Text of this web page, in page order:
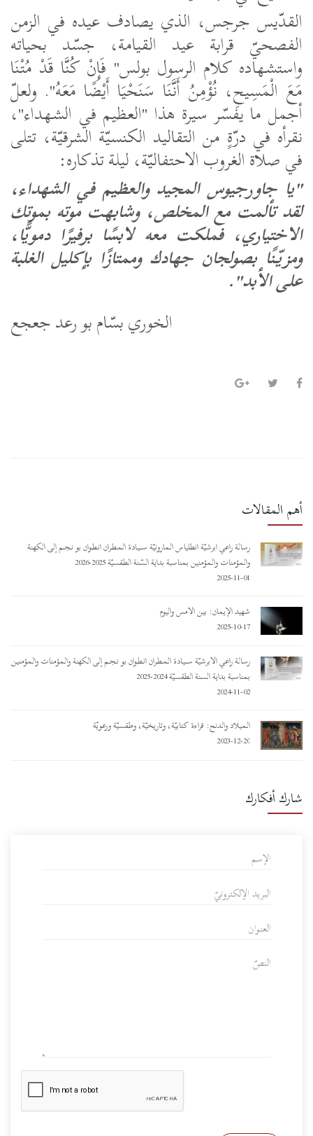
القدّيس جرجس، الذي يصادف عيده في الزمن
الفصحيّ قرابة عيد القيامة، جسّد بحياته
واستشهاده كلام الرسول بولس"فَإِنْ كُنَّا قَدْ مُتْنَا
مَعَ الْمَسِيحِ، نُؤْمِنُ أَنَّنَا سَنَحْيَا أَيْضًا مَعَهُ." ولعلّ
أجمل ما يفسّر سيرة هذا "العظيم في الشهداء"،
نقرأه في درّةٍ من التقاليد الكنسيّة الشرقيّة، تتلى
في صلاة الغروب الاحتفاليّة، ليلة تذكاره:
"يا جاورجيوس المجيد والعظيم في الشهداء،
لقد تألمت مع المخلص، وشابهت موته بموتك
الاختياري، فملكت معه لابسًا برفيرًا دمويًّا،
ومزيّنًا بصولجان جهادك وممتازًا بإكليل الغلبة
على الأبد".
الخوري بسّام بو رعد جعجع
أهم المقالات
رسالة راعي أبرشيّة أنطلياس المارونيّة ســـيـادة المـطـران أنـطـوان بو نـجـم إلى الكهنة
والمؤمنات والمؤمنين بمناسبة بداية السّنة الطقسيّة 2025-2026
2025-11-01
شهيد الإيمان: بين الأمس واليوم
2025-10-17
رسالة راعي الأبرشيّة ســـيـادة المـطـران أنـطـوان بو نـجـم إلى الكهنة والمؤمنات والمؤمنين
بمناسبة بداية السنة الطقسيّة 2024-2025
2024-11-02
الميلاد والدنح: قراءة كتابيّة، وتاريخيّة، وطقسيّة ورعويّة
2023-12-20
شارك أفكارك